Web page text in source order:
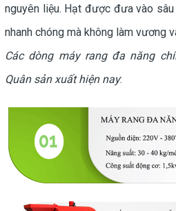
nguyên liệu. Hạt được đưa vào
nhanh chóng mà không làm vương
Các dòng máy rang đa năng
Quân sản xuất hiện nay: